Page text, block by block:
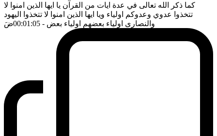
كما ذكر الله تعالى في عدة ايات من القرآن يا ايها الذين امنوا لا
تتخذوا عدوي وعدوكم اولياء ويا ايها الذين امنوا لا تتخذوا اليهود
والنصارى اولياء بعضهم اولياء بعض - 00:01:05 ضَ